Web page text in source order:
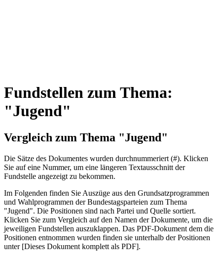
Fundstellen zum Thema:
"Jugend"
Vergleich zum Thema "Jugend"
Die Sätze des Dokum­entes wurden durch­nummeriert (#). Klicken
Sie auf eine Nummer, um eine längeren Textausschnitt der
Fundstelle angezeigt zu bekommen.
Im Folgenden finden Sie Auszüge aus den Grundsatz­program­men
und Wahl­program­men der Bundes­tags­parteien zum Thema
"Jugend". Die Posi­tionen sind nach Partei und Quelle sortiert.
Klicken Sie zum Vergleich auf den Namen der Dokumente, um die
jeweiligen Fundstellen aus­zu­klappen. Das PDF-Dokument dem die
Posi­tionen entnommen wurden finden sie unterhalb der Positionen
unter [Dieses Dokument komplett als PDF].